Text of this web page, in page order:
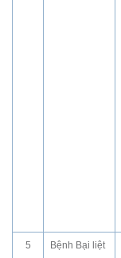
5 Bệnh Bại liệt